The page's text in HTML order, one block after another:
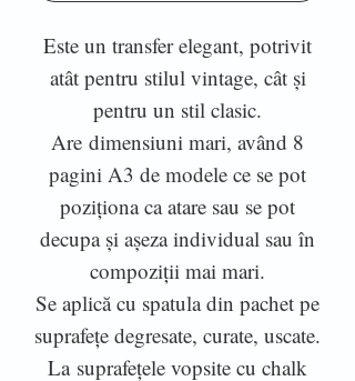
Este un transfer elegant, potrivit
atât pentru stilul vintage, cât și
pentru un stil clasic.
Are dimensiuni mari, având 8
pagini A3 de modele ce se pot
poziționa ca atare sau se pot
decupa și așeza individual sau în
compoziții mai mari.
Se aplică cu spatula din pachet pe
suprafețe degresate, curate, uscate.
La suprafețele vopsite cu chalk